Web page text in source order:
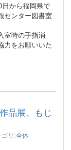
から福岡県で
センター図書室
室時の手指消
力をお願いいた
品展、もじ
ゴリ:全体